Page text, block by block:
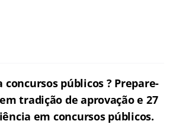
concursos públicos ? Prepare-
tradição de aprovação e 27
em concursos públicos.